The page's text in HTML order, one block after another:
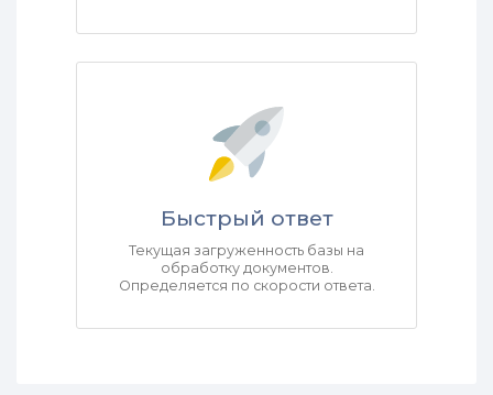
Быстрый ответ
Текущая загруженность базы на
обработку документов.
Определяется по скорости ответа.